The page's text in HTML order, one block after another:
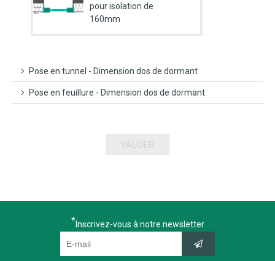
pour isolation de
160mm
Pose en tunnel - Dimension dos de dormant
Pose en feuillure - Dimension dos de dormant
VALIDER
Inscrivez-vous à notre newsletter